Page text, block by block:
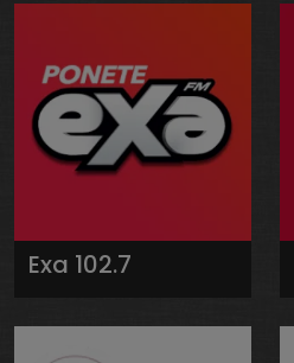
Exa 102.7